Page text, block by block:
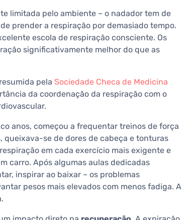
limitada pelo ambiente – o nadador tem de
prender a respiração por demasiado tempo.
escola de respiração consciente. Os
significativamente melhor do que as
pela Sociedade Checa de Medicina
da coordenação da respiração com o
anos, começou a frequentar treinos de força
queixava-se de dores de cabeça e tonturas
em cada exercício mais exigente e
carro. Após algumas aulas dedicadas
inspirar ao baixar – os problemas
pesos mais elevados com menos fadiga. A